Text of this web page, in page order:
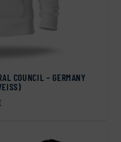
COUNCIL – GERMANY